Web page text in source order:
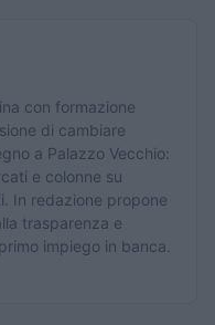
con formazione
di cambiare
a Palazzo Vecchio:
e colonne su
In redazione propone
trasparenza e
impiego in banca.